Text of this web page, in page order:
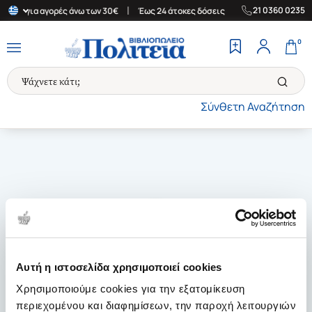
Αυτή η ιστοσελίδα χρησιμοποιεί cookies
Χρησιμοποιούμε cookies για την εξατομίκευση
περιεχομένου και διαφημίσεων, την παροχή λειτουργιών
για αγορές άνω των 30€ Έως 24 άτοκες δόσεις | Δωρεάν
21 0360 0235
Σύνθετη Αναζήτηση
0